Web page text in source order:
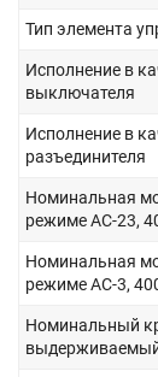
Тип элемента
Исполнение в
выключателя
Исполнение в
разъединителя
Номинальная
режиме AC-23,
Номинальная
режиме AC-3,
Номинальный